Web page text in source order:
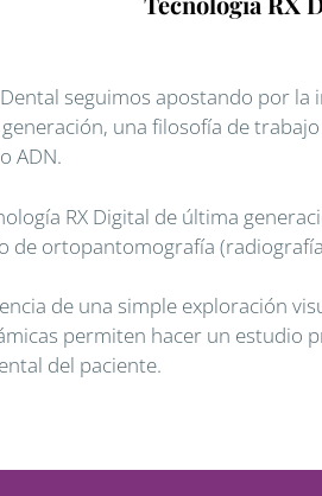
Dental seguimos apostando por la
una filosofía de
ADN.
RX Digital de última
de ortopantomografía
de una simple exploración
permiten hacer un estudio
del paciente.